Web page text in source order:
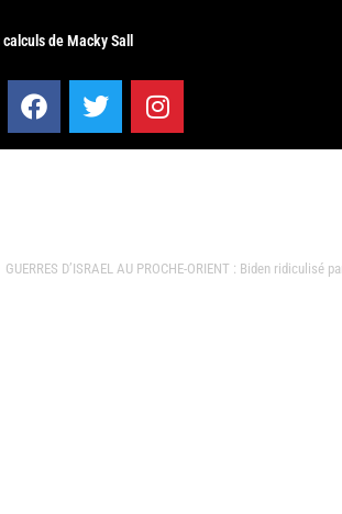
calculs de Macky Sall
GUERRES D’ISRAEL AU PROCHE-ORIENT : Biden ridiculisé